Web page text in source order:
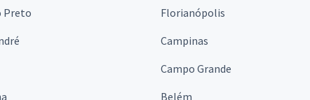
Preto Florianópolis
Campinas
Campo Grande
Belém